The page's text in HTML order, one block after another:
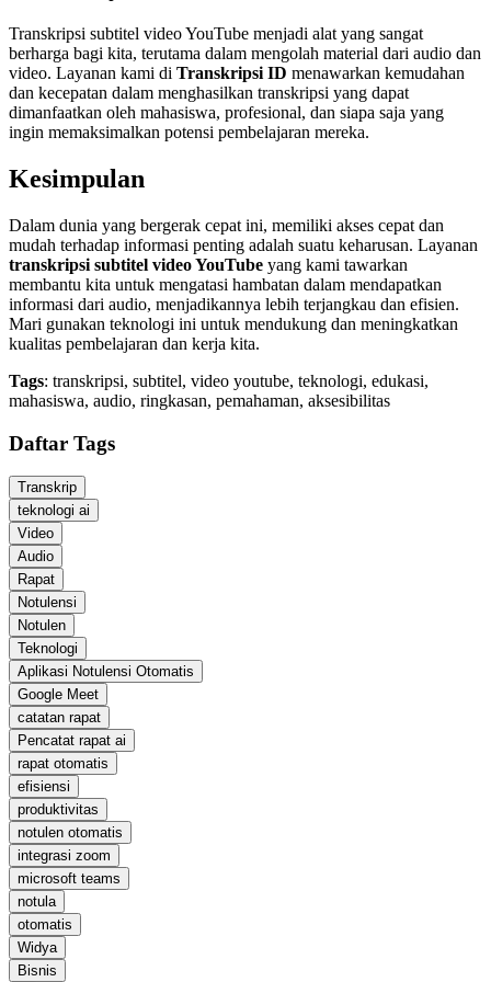
Transkripsi subtitel video YouTube menjadi alat yang sangat
berharga bagi kita, terutama dalam mengolah material dari audio dan
video. Layanan kami di Transkripsi ID menawarkan kemudahan
dan kecepatan dalam menghasilkan transkripsi yang dapat
dimanfaatkan oleh mahasiswa, profesional, dan siapa saja yang
ingin memaksimalkan potensi pembelajaran mereka.
Kesimpulan
Dalam dunia yang bergerak cepat ini, memiliki akses cepat dan
mudah terhadap informasi penting adalah suatu keharusan. Layanan
transkripsi subtitel video YouTube yang kami tawarkan
membantu kita untuk mengatasi hambatan dalam mendapatkan
informasi dari audio, menjadikannya lebih terjangkau dan efisien.
Mari gunakan teknologi ini untuk mendukung dan meningkatkan
kualitas pembelajaran dan kerja kita.
Tags: transkripsi, subtitel, video youtube, teknologi, edukasi,
mahasiswa, audio, ringkasan, pemahaman, aksesibilitas
Daftar Tags
Transkrip
teknologi ai
Video
Audio
Rapat
Notulensi
Notulen
Teknologi
Aplikasi Notulensi Otomatis
Google Meet
catatan rapat
Pencatat rapat ai
rapat otomatis
efisiensi
produktivitas
notulen otomatis
integrasi zoom
microsoft teams
notula
otomatis
Widya
Bisnis